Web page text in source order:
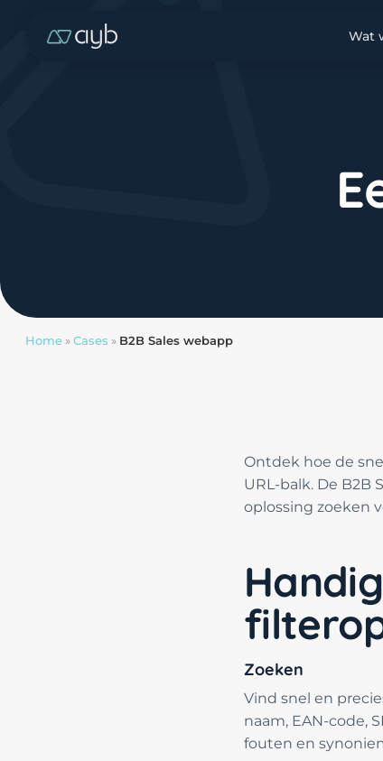
Wat
Home »Cases » B2B Sales webapp
Ontdek hoe de
URL-balk. De B2B
oplossing zoeken
Zoeken
Vind snel en
naam, EAN-code,
fouten en